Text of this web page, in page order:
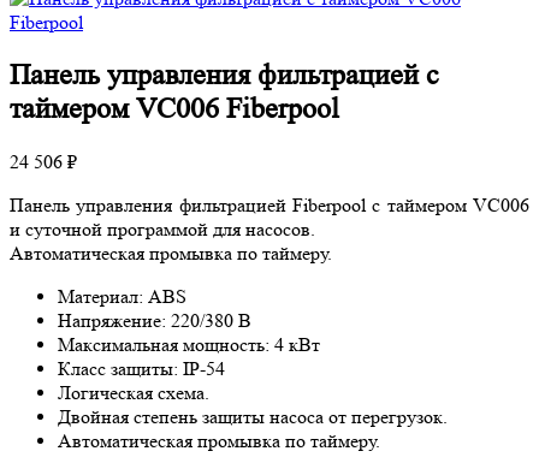
Панель управления фильтрацией с
таймером VC006 Fiberpool
24 506 ₽
Панель управления фильтрацией Fiberpool с таймером VC006
и суточной программой для насосов.
Автоматическая промывка по таймеру.
Материал: ABS
Напряжение: 220/380 В
Максимальная мощность: 4 кВт
Класс защиты: IP-54
Логическая схема.
Двойная степень защиты насоса от перегрузок.
Автоматическая промывка по таймеру.